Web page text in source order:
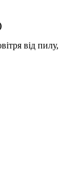
від пилу,